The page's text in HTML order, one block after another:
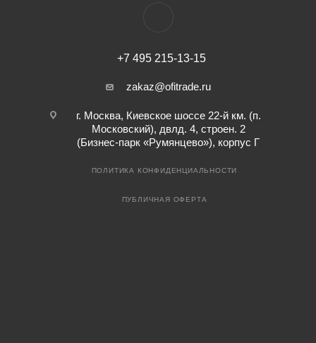
+7 495 215-13-15
zakaz@ofitrade.ru
г. Москва, Киевское шоссе 22-й км. (п.
Московский), двлд. 4, строен. 2
(Бизнес-парк «Румянцево»), корпус Г
ПОЛИТИКА КОНФИДЕНЦИАЛЬНОСТИ
ПУБЛИЧНАЯ ОФЕРТА